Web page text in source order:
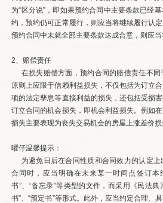
为“区分说”，即如果预约合同中主要条款已经
约，预约仍可正常履行，则应当将继续履行认
预约合同中未就全部主要条款达成合意，则应当
2、赔偿责任
在损失赔偿方面，预约合同的赔偿责任不同
原则上应限于信赖利益损失，不仅包括为订立
项的法定孳息等直接利益的损失，还包括受损
订立合同的机会损失，即机会利益损失。例如
损失主要表现为丧失交易机会的房屋上涨差价损
曜仔温馨提示：
为避免日后在合同性质和合同效力的认定上
合同时，应当明确在未来某一时间点签订本
书”、“备忘录”等类型的文件，而采用《民法典
书”、“预定书”等形式。此外，应当约定合理、